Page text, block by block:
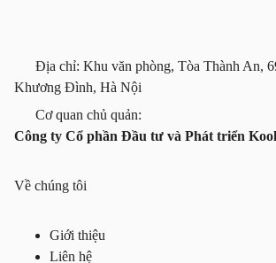
Địa chỉ: Khu văn phòng, Tòa Thành An,
Khương Đình, Hà Nội
Cơ quan chủ quản:
Công ty Cổ phần Đầu tư và Phát triển
Về chúng tôi
Giới thiệu
Liên hệ